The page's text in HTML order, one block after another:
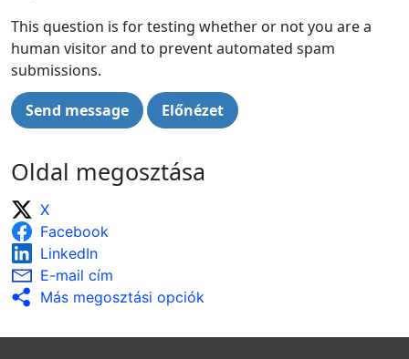
This question is for testing whether or not you are a
human visitor and to prevent automated spam
submissions.
Oldal megosztása
X
Facebook
LinkedIn
E-mail cím
Más megosztási opciók